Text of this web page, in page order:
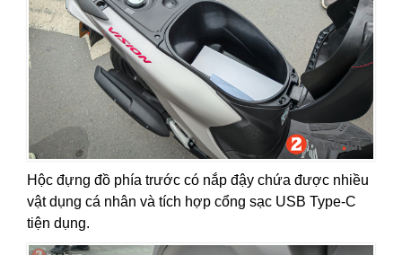
Hộc đựng đồ phía trước có nắp đậy chứa được nhiều
vật dụng cá nhân và tích hợp cổng sạc USB Type-C
tiện dụng.